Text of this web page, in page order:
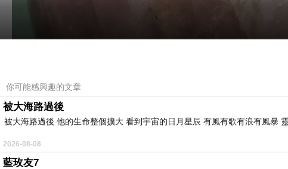
你可能感興趣的文章
被大海路過後
被大海路過後 他的生命整個擴大 看到宇宙的日月星辰 有風有歌有浪有風暴
2026-08-08
藍玫友7